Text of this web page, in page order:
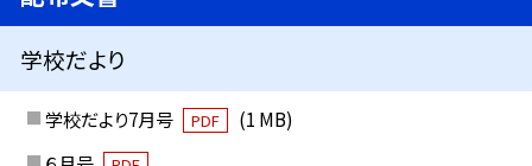
学校だより
学校だより7月号 PDF
(1 MB)